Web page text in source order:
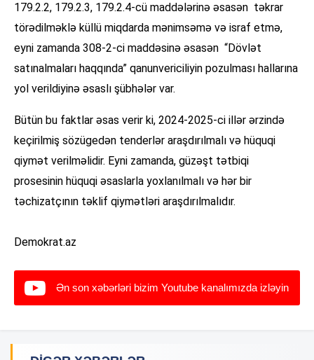
179.2.2, 179.2.3, 179.2.4-cü maddələrinə əsasən təkrar
törədilməklə küllü miqdarda mənimsəmə və israf etmə,
eyni zamanda 308-2-ci maddəsinə əsasən “Dövlət
satınalmaları haqqında” qanunvericiliyin pozulması hallarına
yol verildiyinə əsaslı şübhələr var.
Bütün bu faktlar əsas verir ki, 2024-2025-ci illər ərzində
keçirilmiş sözügedən tenderlər araşdırılmalı və hüquqi
qiymət verilməlidir. Eyni zamanda, güzəşt tətbiqi
prosesinin hüquqi əsaslarla yoxlanılmalı və hər bir
təchizatçının təklif qiymətləri araşdırılmalıdır.
Demokrat.az
Ən son xəbərləri bizim Youtube kanalımızda izləyin